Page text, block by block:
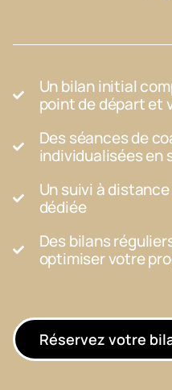
Un bilan initial
point de départ et
Des séances de
individualisées en
Un suivi à
dédiée
Des bilans
optimiser votre
Réservez votre